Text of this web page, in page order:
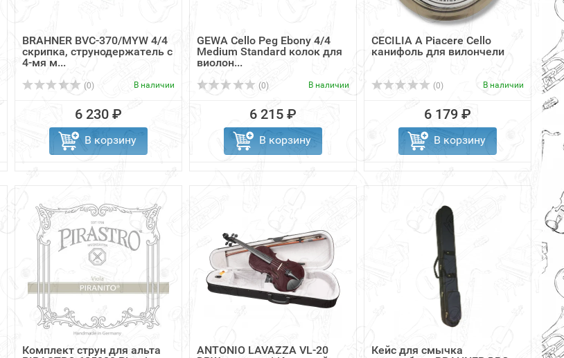
BRAHNER BVC-370/MYW 4/4
скрипка, струнодержатель с
4-мя м...
(0) В наличии
6 230 ₽
В корзину
GEWA Cello Peg Ebony 4/4
Medium Standard колок для
виолон...
(0) В наличии
6 215 ₽
В корзину
CECILIA A Piacere Cello
канифоль для вилончели
(0) В наличии
6 179 ₽
В корзину
Комплект струн для альта
ANTONIO LAVAZZA VL-20
Кейс для смычка